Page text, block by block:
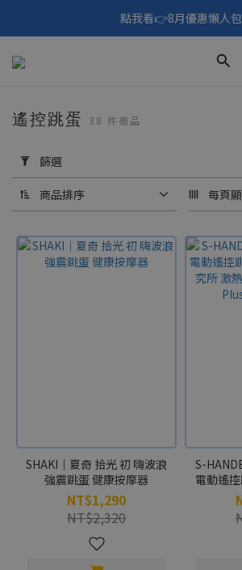
🎑《仲夏夜之淫夢》野獸先輩主題展！🙌
點我看👉8月優惠懶人包
填寫問券拿 69元折扣🧧
用
篩
選
(0/20)
價格
(NT$)
溫
(1)
遙控跳蛋 38 件商品
篩選
商品排序 每頁
SHAKI｜夏奇 拾光 初 嗨波浪
強震跳蛋 健康按摩器
NT$1,290
NT$2,320
S-
電動遙
研究所
霜